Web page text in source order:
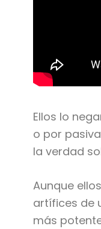
Ellos lo
o por
la verdad
Aunque
artífices de
más